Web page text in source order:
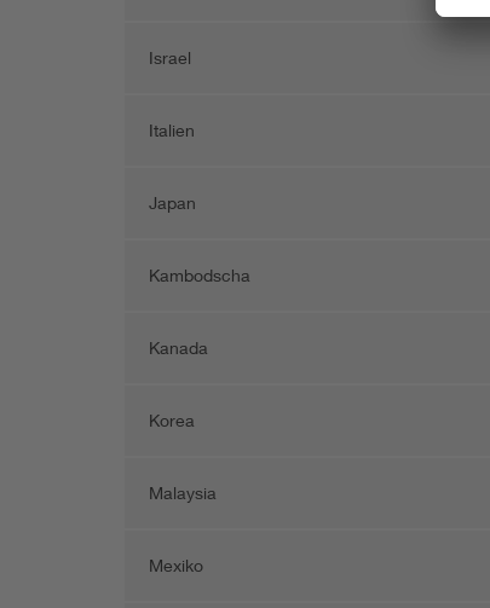
Israel
Italien
Japan
Kambodscha
Kanada
Korea
Malaysia
Mexiko